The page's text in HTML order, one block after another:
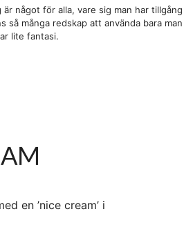
något för alla, vare sig man har tillgång
så många redskap att använda bara man
lite fantasi.
en ’nice cream’ i